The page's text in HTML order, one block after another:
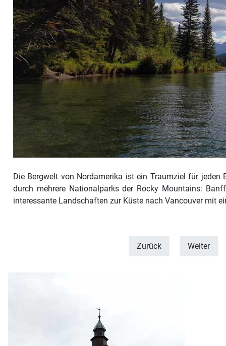
Die Bergwelt von Nordamerika ist ein Traumziel für
durch mehrere Nationalparks der Rocky Mountains:
interessante Landschaften zur Küste nach Vancouver mit
Zurück Weiter